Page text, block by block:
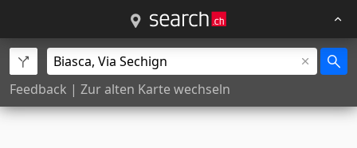
Feedback | Zur alten Karte wechseln